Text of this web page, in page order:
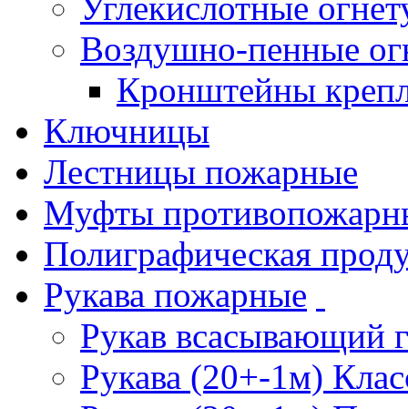
Воздушно-пенные
Кронштейны
Ключницы
Лестницы пожарные
Муфты
Полиграфическая
Рукава пожарные
Рукав всасывающий
Рукава (20+-1м)